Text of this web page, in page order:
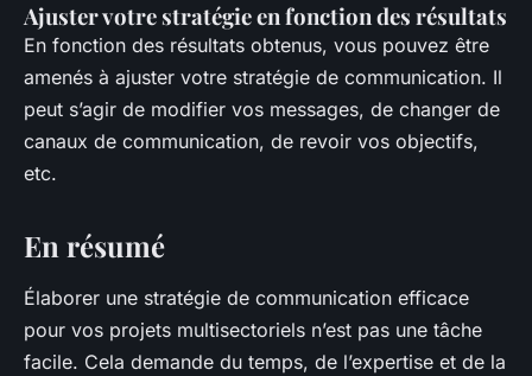
Ajuster votre stratégie en fonction des résultats
En fonction des résultats obtenus, vous pouvez être
amenés à ajuster votre stratégie de communication. Il
peut s’agir de modifier vos messages, de changer de
canaux de communication, de revoir vos objectifs,
etc.
En résumé
Élaborer une stratégie de communication efficace
pour vos projets multisectoriels n’est pas une tâche
facile. Cela demande du temps, de l’expertise et de la